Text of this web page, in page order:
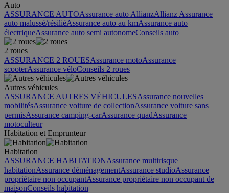
Auto
ASSURANCE AUTOAssurance auto AllianzAllianz Assurance
auto malussé/résiliéAssurance auto au kmAssurance auto
électriqueAssurance auto semi autonomeConseils auto
2 roues
ASSURANCE 2 ROUESAssurance motoAssurance
scooterAssurance véloConseils 2 roues
Autres véhicules
ASSURANCE AUTRES VÉHICULESAssurance nouvelles
mobilitésAssurance voiture de collectionAssurance voiture sans
permisAssurance camping-carAssurance quadAssurance
motoculteur
Habitation et Emprunteur
Habitation
ASSURANCE HABITATIONAssurance multirisque
habitationAssurance déménagementAssurance studioAssurance
propriétaire non occupantAssurance propriétaire non occupant de
maisonConseils habitation